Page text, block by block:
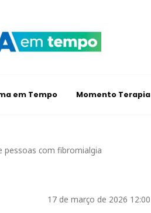
em Tempo Momento Terapia
pessoas com fibromialgia
17 de março de 2026 12:00